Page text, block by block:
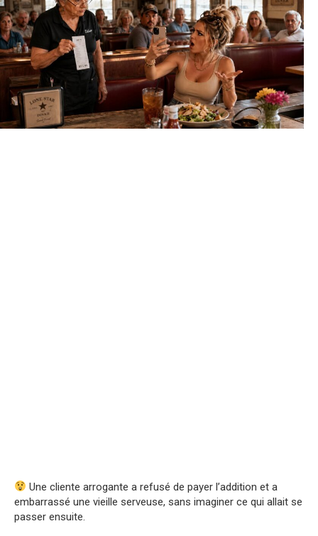
Une cliente arrogante a refusé de payer l’addition et a
embarrassé une vieille serveuse, sans imaginer ce qui allait se
passer ensuite.